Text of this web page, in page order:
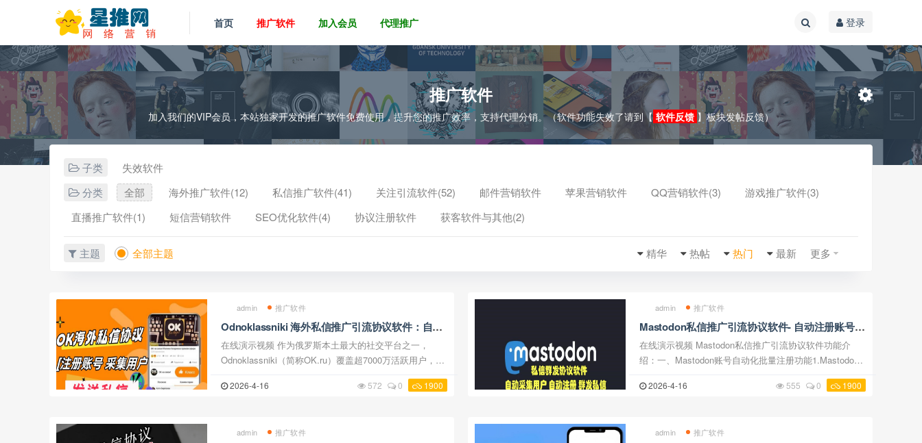
首页 推广软件 加入会员 代理推广 登录
推广软件
加入我们的VIP会员，本站独家开发的推广软件免费使用，提升您的推广效率，支持代理分销。（软件功能失效了请到【 软件反馈 】板块发帖反馈）
子类 失效软件
分类 全部 海外推广软件(12) 私信推广软件(41) 关注引流软件(52) 邮件营销软件 苹果营销软件 QQ营销软件(3)
游戏推广软件(3)
直播推广软件(1)
短信营销软件 SEO优化软件(4) 协议注册软件 获客软件与其他(2)
主题 全部主题 更多
最新
热门
热帖
精华
admin 推广软件
Odnoklassniki 海外私信推广引流协议软件：自动
注册账号 采集用户 发送私信
在线演示视频 作为俄罗斯本土最大的社交平台之一，
Odnoklassniki（简称OK.ru）覆盖超7000万活跃用户，是
推出新一代自动化营销工具，深度整合账号管理、用 ...
2026-4-16 572 0 1900
admin 推广软件
Mastodon私信推广引流协议软件- 自动注册账号、
采集用户批量发送私信推广
在线演示视频 Mastodon私信推广引流协议软件功能介
绍：一、Mastodon账号自动化批量注册功能1.Mastodon
通pop的邮箱，配置好打码和海外代理网络，软件就会 ...
2026-4-16 555 0 1900
admin 推广软件 admin 推广软件